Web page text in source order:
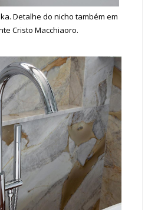
Detalhe do nicho também em
Cristo Macchiaoro.